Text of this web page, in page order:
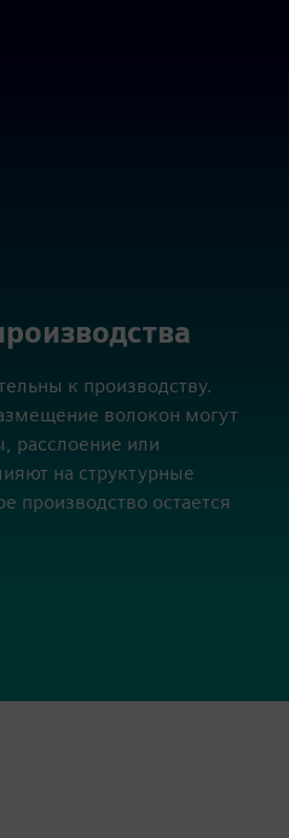
к производству.
волокон могут
расслоение или
на структурные
производство остается